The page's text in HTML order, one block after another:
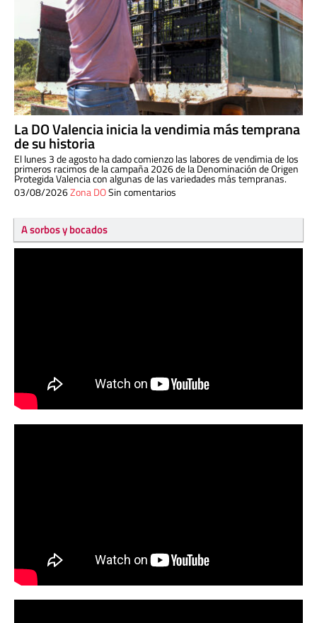
La DO Valencia inicia la vendimia más temprana
de su historia
El lunes 3 de agosto ha dado comienzo las labores de vendimia de los
primeros racimos de la campaña 2026 de la Denominación de Origen
Protegida Valencia con algunas de las variedades más tempranas.
03/08/2026Zona DOSin comentarios
A sorbos y bocados